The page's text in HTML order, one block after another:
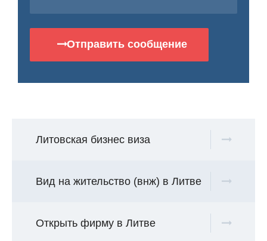
Литовская бизнес виза
Вид на жительство (внж) в Литве
Открыть фирму в Литве
Отправить сообщение